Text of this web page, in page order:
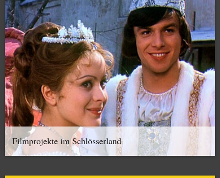
Filmprojekte im Schlösserland